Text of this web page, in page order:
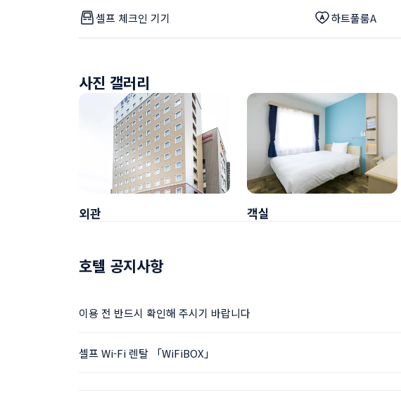
셀프 체크인 기기 하트풀룸A
사진 갤러리
외관 객실
호텔 공지사항
이용 전 반드시 확인해 주시기 바랍니다
셀프 Wi-Fi 렌탈 「WiFiBOX」